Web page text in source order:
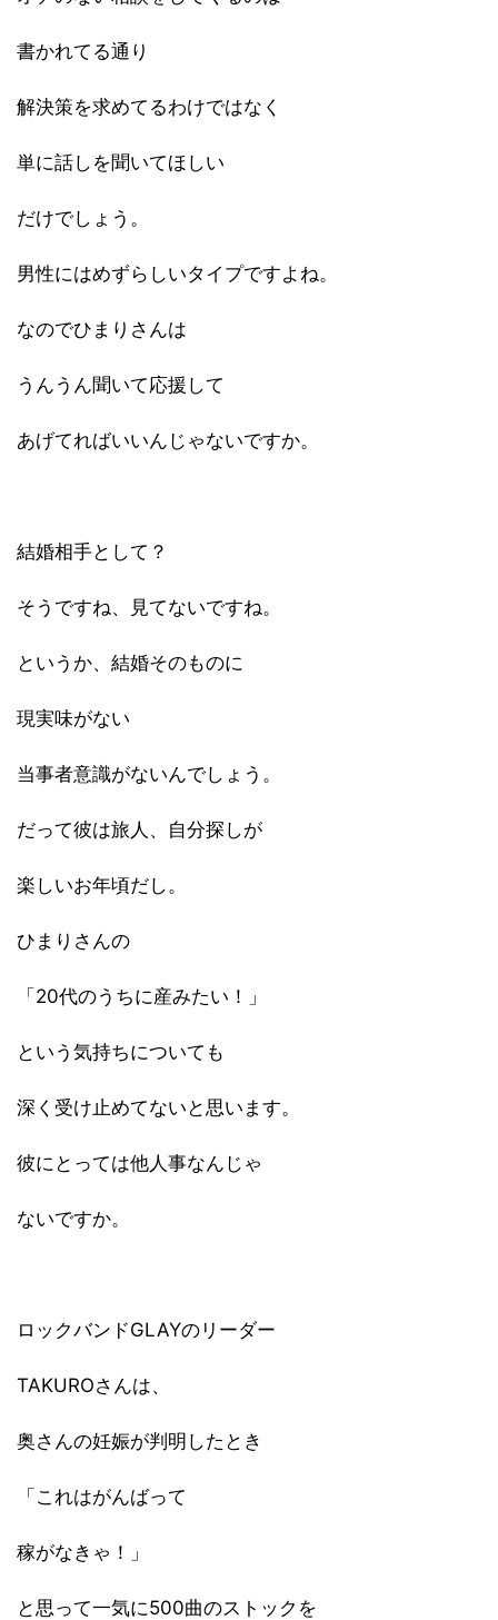
書かれてる通り
解決策を求めてるわけではなく
単に話しを聞いてほしい
だけでしょう。
男性にはめずらしいタイプですよね。
なのでひまりさんは
うんうん聞いて応援して
あげてればいいんじゃないですか。
結婚相手として？
そうですね、見てないですね。
というか、結婚そのものに
現実味がない
当事者意識がないんでしょう。
だって彼は旅人、自分探しが
楽しいお年頃だし。
ひまりさんの
「20代のうちに産みたい！」
という気持ちについても
深く受け止めてないと思います。
彼にとっては他人事なんじゃ
ないですか。
ロックバンドGLAYのリーダー
TAKUROさんは、
奥さんの妊娠が判明したとき
「これはがんばって
稼がなきゃ！」
と思って一気に500曲のストックを